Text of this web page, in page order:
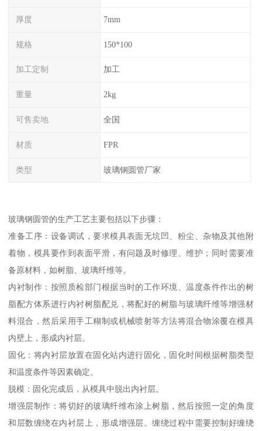
厚度 7mm
规格 150*100
加工定制 加工
重量 2kg
可售卖地 全国
材质 FPR
类型 玻璃钢圆管厂家
玻璃钢圆管的生产工艺主要包括以下步骤：
准备工序：设备调试，要求模具表面无坑凹、粉尘、杂物及其他附
着物，模具要作到表面平滑，有问题及时修理、维护；同时需要准
备原材料，如树脂、玻璃纤维等。
内衬制作：按照质检部门根据当时的工作环境、温度条件作出的树
脂配方体系进行内衬树脂配兑，将配好的树脂与玻璃纤维等增强材
料混合，然后采用手工糊制或机械喷射等方法将混合物涂覆在模具
内壁上，形成内衬层。
固化：将内衬层放置在固化站内进行固化，固化时间根据树脂类型
和温度条件等因素确定。
脱模：固化完成后，从模具中脱出内衬层。
增强层制作：将切好的玻璃纤维布涂上树脂，然后按照一定的角度
和层数缠绕在内衬层上，形成增强层。缠绕过程中需要控制好缠绕